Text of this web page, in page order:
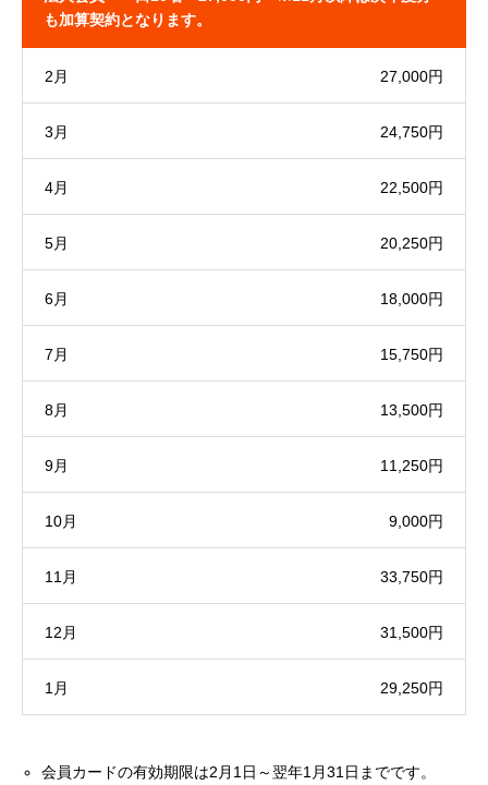
も加算契約となります。
2月 27,000円
3月 24,750円
4月 22,500円
5月 20,250円
6月 18,000円
7月 15,750円
8月 13,500円
9月 11,250円
10月 9,000円
11月 33,750円
12月 31,500円
1月 29,250円
会員カードの有効期限は2月1日～翌年1月31日までです。